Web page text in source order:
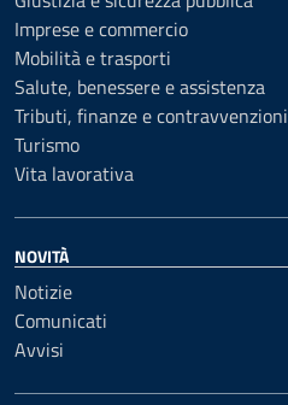
Imprese e commercio
Mobilità e trasporti
Salute, benessere e assistenza
Tributi, finanze e contravvenzioni
Turismo
Vita lavorativa
NOVITÀ
Notizie
Comunicati
Avvisi